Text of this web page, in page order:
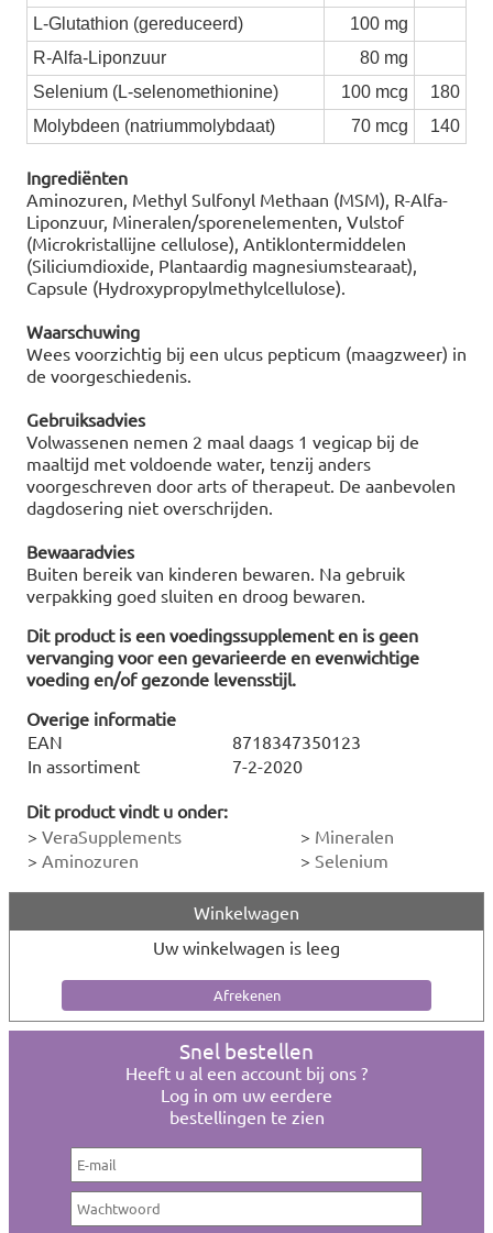
L-Glutathion (gereduceerd)
100 mg
R-Alfa-Liponzuur
80 mg
Selenium (L-selenomethionine)
100 mcg
180
Molybdeen (natriummolybdaat)
70 mcg 140
Ingrediënten
Aminozuren, Methyl Sulfonyl Methaan (MSM), R-Alfa-
Liponzuur, Mineralen/sporenelementen, Vulstof
(Microkristallijne cellulose), Antiklontermiddelen
(Siliciumdioxide, Plantaardig magnesiumstearaat),
Capsule (Hydroxypropylmethylcellulose).
Waarschuwing
Wees voorzichtig bij een ulcus pepticum (maagzweer) in
de voorgeschiedenis.
Gebruiksadvies
Volwassenen nemen 2 maal daags 1 vegicap bij de
maaltijd met voldoende water, tenzij anders
voorgeschreven door arts of therapeut. De aanbevolen
dagdosering niet overschrijden.
Bewaaradvies
Buiten bereik van kinderen bewaren. Na gebruik
verpakking goed sluiten en droog bewaren.
Dit product is een voedingssupplement en is geen
vervanging voor een gevarieerde en evenwichtige
voeding en/of gezonde levensstijl.
Overige informatie
EAN
8718347350123
In assortiment
7-2-2020
Dit product vindt u onder:
> VeraSupplements > Mineralen
> Aminozuren > Selenium
Winkelwagen
Uw winkelwagen is leeg
Snel bestellen
Heeft u al een account bij ons ?
Log in om uw eerdere
bestellingen te zien